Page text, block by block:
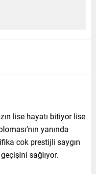
lise hayatı bitiyor lise
yanında
cok prestijli saygın
sağlıyor.